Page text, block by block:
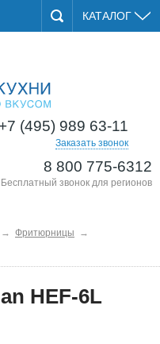
КАТАЛОГ
+7 (495) 989 63-11
Заказать звонок
8 800 775-6312
Бесплатный звонок для регионов
→ Фритюрницы
→
HEF-6L